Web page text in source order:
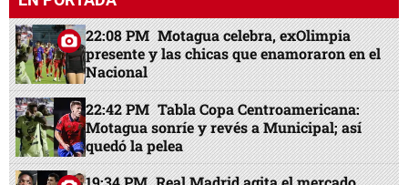
22:08 PM Motagua celebra, exOlimpia
presente y las chicas que enamoraron en el
Nacional
22:42 PM Tabla Copa Centroamericana:
Motagua sonríe y revés a Municipal; así
quedó la pelea